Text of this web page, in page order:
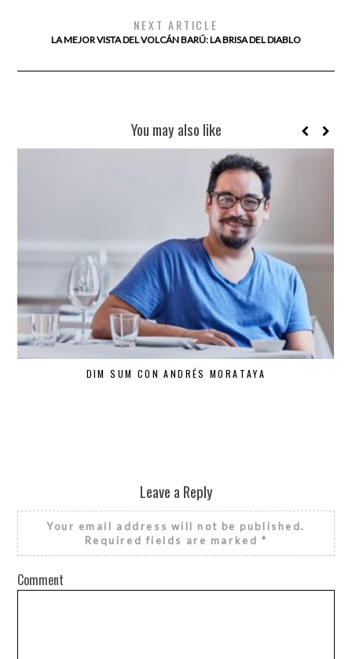
NEXT ARTICLE
LA MEJOR VISTA DEL VOLCÁN BARÚ: LA BRISA DEL DIABLO
You may also like
DIM SUM CON ANDRÉS MORATAYA
Leave a Reply
Your email address will not be published.
Required fields are marked *
Comment